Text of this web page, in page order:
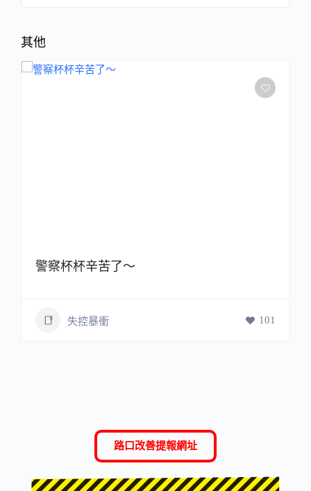
其他
警察杯杯辛苦了～
失控暴衝 101
路口改善提報網址